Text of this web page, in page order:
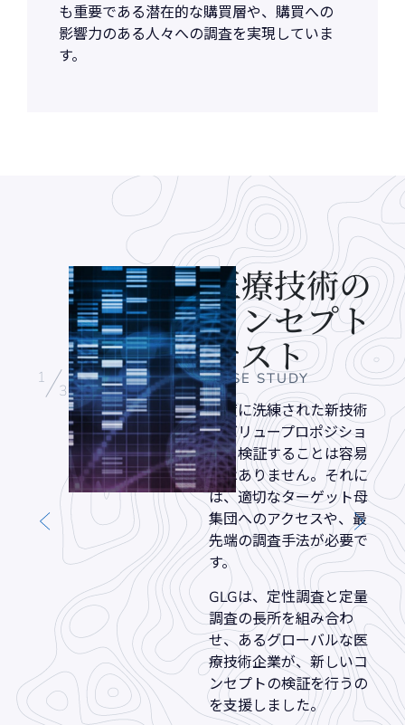
も重要である潜在的な購買層や、購買への
影響力のある人々への調査を実現していま
す。
医療技術の
コンセプト
テスト
CASE STUDY
高度に洗練された新技術
のバリュープロポジショ
ンを検証することは容易
ではありません。それに
は、適切なターゲット母
集団へのアクセスや、最
先端の調査手法が必要で
す。
GLGは、定性調査と定量
調査の長所を組み合わ
せ、あるグローバルな医
療技術企業が、新しいコ
ンセプトの検証を行うの
を支援しました。
1/3